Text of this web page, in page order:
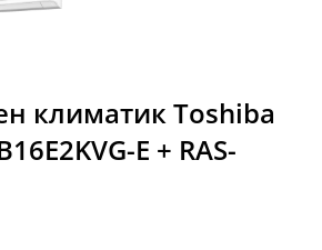
климатик Toshiba
E + RAS-